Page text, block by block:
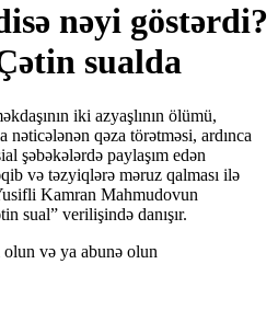
nəyi göstərdi?
sualda
iki azyaşlının ölümü,
nəticələnən qəza törətməsi, ardınca
şəbəkələrdə paylaşım edən
və təzyiqlərə məruz qalması ilə
Kamran Mahmudovun
sual” verilişində danışır.
və ya abunə olun